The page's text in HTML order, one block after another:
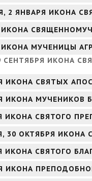
2 ЯНВАРЯ ИКОНА
МУЧЕНИЦЫ
СЕНТЯБРЯ ИКОНА
ИКОНА СВЯТЫХ
ИКОНА МУЧЕНИКОВ
ИКОНА СВЯТОГО
30 ОКТЯБРЯ ИКОНА
ИКОНА СВЯТОГО
ИКОНА